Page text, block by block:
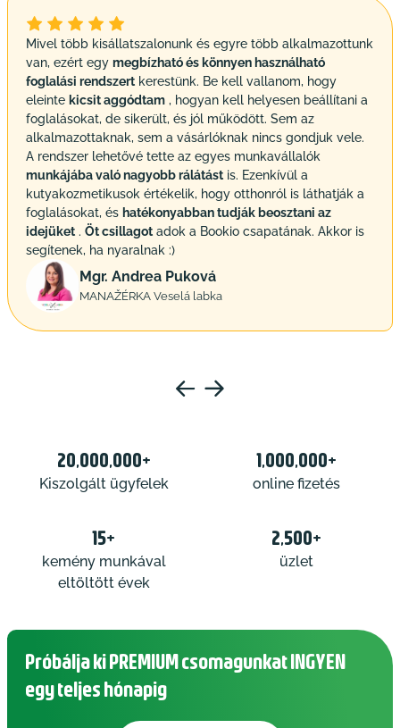
Mivel több kisállatszalonunk és egyre több alkalmazottunk
van, ezért egy megbízható és könnyen használható
foglalási rendszert kerestünk. Be kell vallanom, hogy
eleinte kicsit aggódtam , hogyan kell helyesen beállítani a
foglalásokat, de sikerült, és jól működött. Sem az
alkalmazottaknak, sem a vásárlóknak nincs gondjuk vele.
A rendszer lehetővé tette az egyes munkavállalók
munkájába való nagyobb rálátást is. Ezenkívül a
kutyakozmetikusok értékelik, hogy otthonról is láthatják a
foglalásokat, és hatékonyabban tudják beosztani az
idejüket . Öt csillagot adok a Bookio csapatának. Akkor is
segítenek, ha nyaralnak :)
Mgr. Andrea Puková
MANAŽÉRKA Veselá labka
20,000,000+
Kiszolgált ügyfelek
1,000,000+
online fizetés
15+
kemény munkával
eltöltött évek
2,500+
üzlet
Próbálja ki PREMIUM csomagunkat INGYEN
egy teljes hónapig